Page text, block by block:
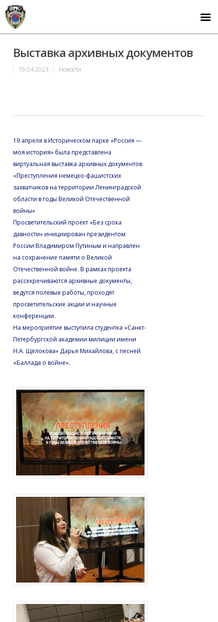
Выставка архивных документов
19.04.2023 Новости
19 апреля в Историческом парке «Россия —
моя история» была представлена
виртуальная выставка архивных документов
«Преступления немецко-фашистских
захватчиков на территории Ленинградской
области в годы Великой Отечественной
войны»
Просветительский проект «Без срока
давности» инициирован президентом
России Владимиром Путиным и направлен
на сохранение памяти о Великой
Отечественной войне. В рамках проекта
рассекречиваются архивные документы,
ведутся полевые работы, проходят
просветительские акции и научные
конференции.
На мероприятие выступила студентка «Санкт-
Петербургской академии милиции имени
Н.А. Щёлокова» Дарья Михайлова, с песней
«Баллада о войне».